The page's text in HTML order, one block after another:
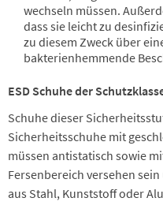
wechseln müssen.
dass sie leicht zu
zu diesem Zweck über
bakterienhemmende
ESD Schuhe der
Schuhe dieser
Sicherheitsschuhe mit
müssen antistatisch sowie
Fersenbereich versehen
aus Stahl, Kunststoff oder